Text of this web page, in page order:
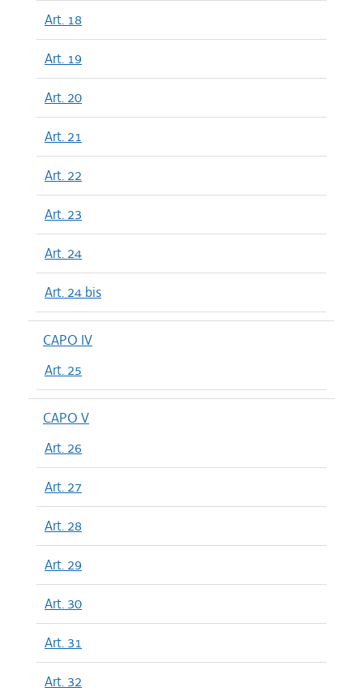
Art. 18
Art. 19
Art. 20
Art. 21
Art. 22
Art. 23
Art. 24
Art. 24 bis
CAPO IV
Art. 25
CAPO V
Art. 26
Art. 27
Art. 28
Art. 29
Art. 30
Art. 31
Art. 32